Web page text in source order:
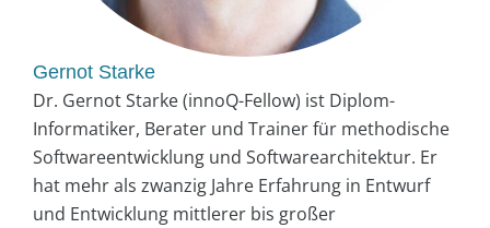
Gernot Starke
Dr. Gernot Starke (innoQ-Fellow) ist Diplom-
Informatiker, Berater und Trainer für methodische
Softwareentwicklung und Softwarearchitektur. Er
hat mehr als zwanzig Jahre Erfahrung in Entwurf
und Entwicklung mittlerer bis großer